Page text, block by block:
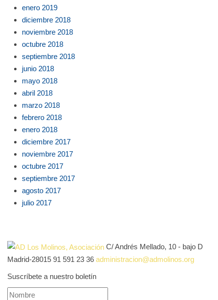
enero 2019
diciembre 2018
noviembre 2018
octubre 2018
septiembre 2018
junio 2018
mayo 2018
abril 2018
marzo 2018
febrero 2018
enero 2018
diciembre 2017
noviembre 2017
octubre 2017
septiembre 2017
agosto 2017
julio 2017
C/ Andrés Mellado, 10 - bajo D
Madrid-28015 91 591 23 36 administracion@admolinos.org
Suscríbete a nuestro boletín